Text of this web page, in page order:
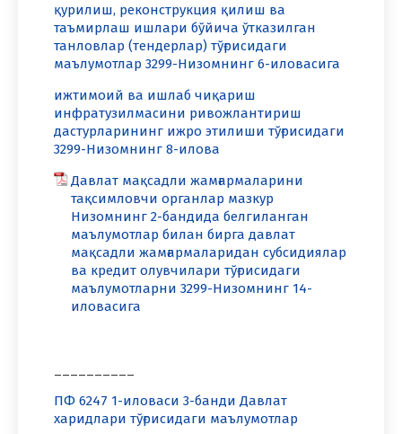
қурилиш, реконструкция қилиш ва
таъмирлаш ишлари бўйича ўтказилган
танловлар (тендерлар) тўғрисидаги
маълумотлар 3299-Низомнинг 6-иловасига
ижтимоий ва ишлаб чиқариш
инфратузилмасини ривожлантириш
дастурларининг ижро этилиши тўғрисидаги
3299-Низомнинг 8-илова
Давлат мақсадли жамғармаларини
тақсимловчи органлар мазкур
Низомнинг 2-бандида белгиланган
маълумотлар билан бирга давлат
мақсадли жамғармаларидан субсидиялар
ва кредит олувчилари тўғрисидаги
маълумотларни 3299-Низомнинг 14-
иловасига
ПФ 6247 1-иловаси 3-банди Давлат
харидлари тўғрисидаги маълумотлар